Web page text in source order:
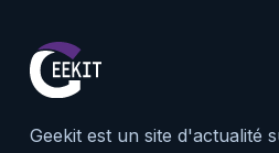
Geekit est un site d'actualité